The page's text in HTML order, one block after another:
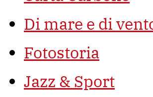
Di mare e di
Fotostoria
Jazz & Sport